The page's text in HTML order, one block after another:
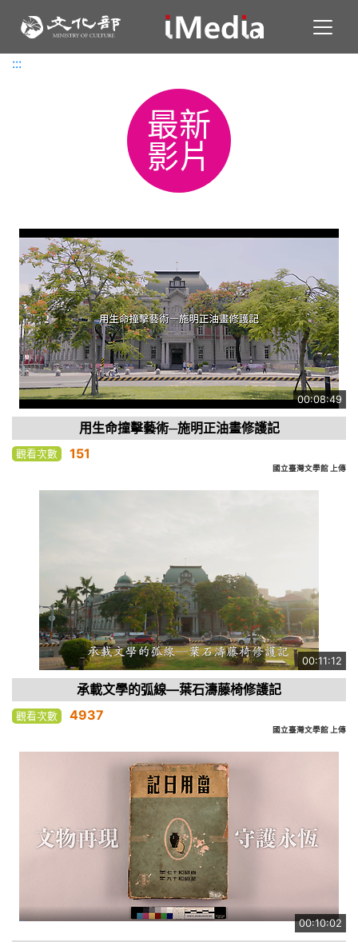
:::
:::
最新
影片
00:08:49
用生命撞擊藝術─施明正油畫修護記
觀看次數 151
國立臺灣文學館 上傳
00:11:12
承載文學的弧線—葉石濤藤椅修護記
觀看次數 4937
國立臺灣文學館 上傳
00:10:02